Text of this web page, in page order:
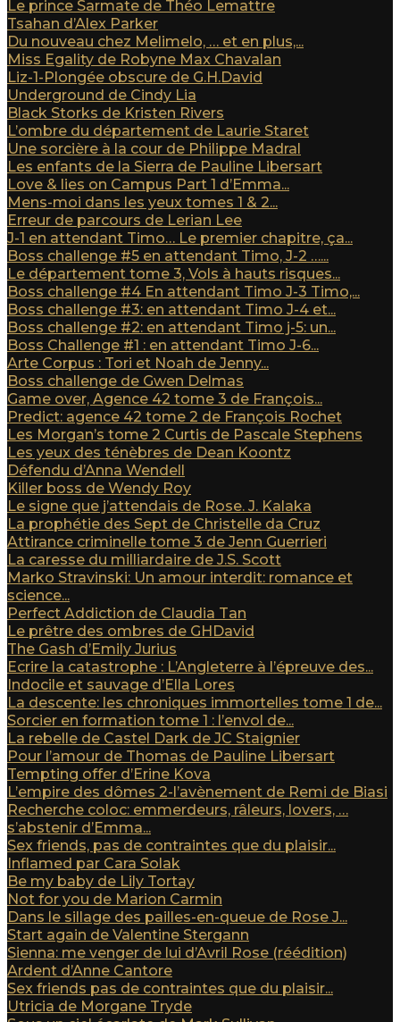
Le prince Sarmate de Théo Lemattre
Tsahan d’Alex Parker
Du nouveau chez Melimelo, … et en plus,...
Miss Egality de Robyne Max Chavalan
Liz-1-Plongée obscure de G.H.David
Underground de Cindy Lia
Black Storks de Kristen Rivers
L’ombre du département de Laurie Staret
Une sorcière à la cour de Philippe Madral
Les enfants de la Sierra de Pauline Libersart
Love & lies on Campus Part 1 d’Emma...
Mens-moi dans les yeux tomes 1 & 2...
Erreur de parcours de Lerian Lee
J-1 en attendant Timo… Le premier chapitre, ça...
Boss challenge #5 en attendant Timo, J-2 …...
Le département tome 3, Vols à hauts risques...
Boss challenge #4 En attendant Timo J-3 Timo,...
Boss challenge #3: en attendant Timo J-4 et...
Boss challenge #2: en attendant Timo j-5: un...
Boss Challenge #1 : en attendant Timo J-6...
Arte Corpus : Tori et Noah de Jenny...
Boss challenge de Gwen Delmas
Game over, Agence 42 tome 3 de François...
Predict: agence 42 tome 2 de François Rochet
Les Morgan’s tome 2 Curtis de Pascale Stephens
Les yeux des ténèbres de Dean Koontz
Défendu d’Anna Wendell
Killer boss de Wendy Roy
Le signe que j’attendais de Rose. J. Kalaka
La prophétie des Sept de Christelle da Cruz
Attirance criminelle tome 3 de Jenn Guerrieri
La caresse du milliardaire de J.S. Scott
Marko Stravinski: Un amour interdit: romance et
science...
Perfect Addiction de Claudia Tan
Le prêtre des ombres de GHDavid
The Gash d’Emily Jurius
Ecrire la catastrophe : L’Angleterre à l’épreuve des...
Indocile et sauvage d’Ella Lores
La descente: les chroniques immortelles tome 1 de...
Sorcier en formation tome 1 : l’envol de...
La rebelle de Castel Dark de JC Staignier
Pour l’amour de Thomas de Pauline Libersart
Tempting offer d’Erine Kova
L’empire des dômes 2-l’avènement de Remi de Biasi
Recherche coloc: emmerdeurs, râleurs, lovers, …
s’abstenir d’Emma...
Sex friends, pas de contraintes que du plaisir...
Inflamed par Cara Solak
Be my baby de Lily Tortay
Not for you de Marion Carmin
Dans le sillage des pailles-en-queue de Rose J...
Start again de Valentine Stergann
Sienna: me venger de lui d’Avril Rose (réédition)
Ardent d’Anne Cantore
Sex friends pas de contraintes que du plaisir...
Utricia de Morgane Tryde